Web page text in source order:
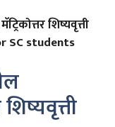
शिष्यवृत्ती
SC students
शिष्यवृत्ती